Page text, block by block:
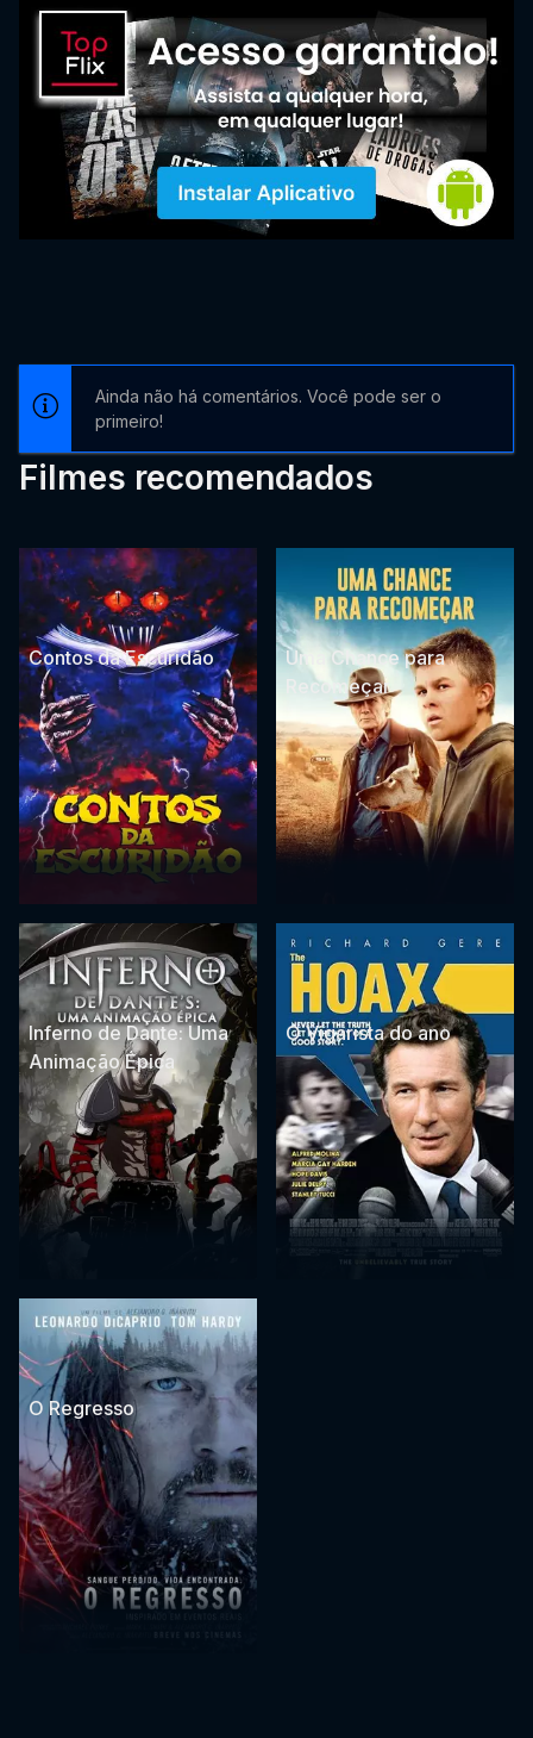
Ainda não há comentários. Você pode ser o
primeiro!
Filmes recomendados
Contos da Escuridão
Uma Chance para
Recomeçar
Inferno de Dante: Uma
Animação Épica
O Vigarista do ano
O Regresso